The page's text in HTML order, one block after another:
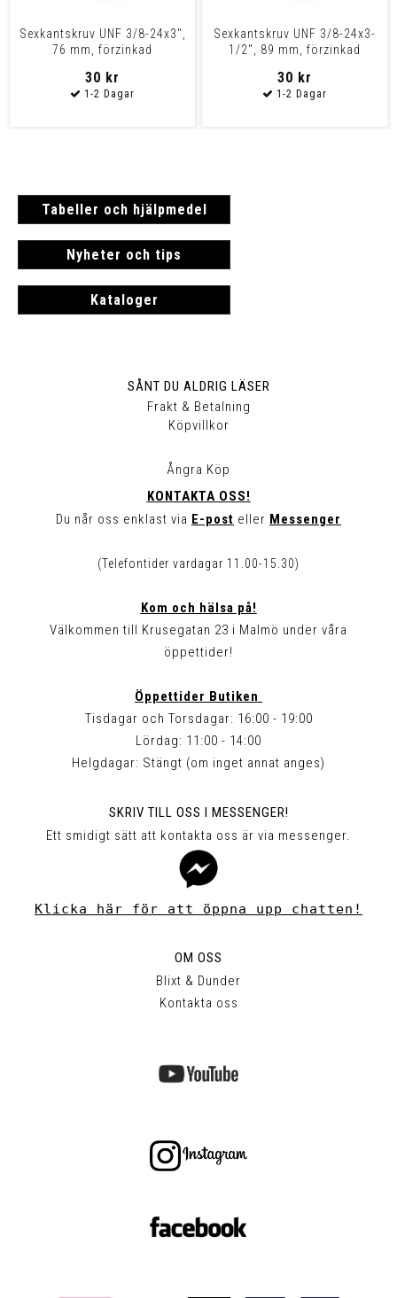
Sexkantskruv UNF 3/8-24x3",
76 mm, förzinkad
30 kr
Sexkantskruv UNF 3/8-24x3-
1/2", 89 mm, förzinkad
30 kr
Tabeller och hjälpmedel
Nyheter och tips
Kataloger
SÅNT DU ALDRIG LÄSER
Frakt & Betalning
Köpvillkor
Ångra Köp
KONTAKTA OSS!
Du når oss enklast via E-post eller Messenger
(Telefontider vardagar 11.00-15.30)
Kom och hälsa på!
Välkommen till Krusegatan 23 i Malmö under våra
öppettider!
Öppettider Butiken
Tisdagar och Torsdagar: 16:00 - 19:00
Lördag: 11:00 - 14:00
Helgdagar: Stängt (om inget annat anges)
SKRIV TILL OSS I MESSENGER!
Ett smidigt sätt att kontakta oss är via messenger.
Klicka här för att öppna upp chatten!
OM OSS
Blixt & Dunder
Kontakta oss